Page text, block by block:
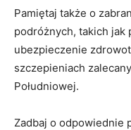
Pamiętaj także o
podróżnych, takich jak
ubezpieczenie
szczepieniach
Południowej.
Zadbaj o odpowiednie